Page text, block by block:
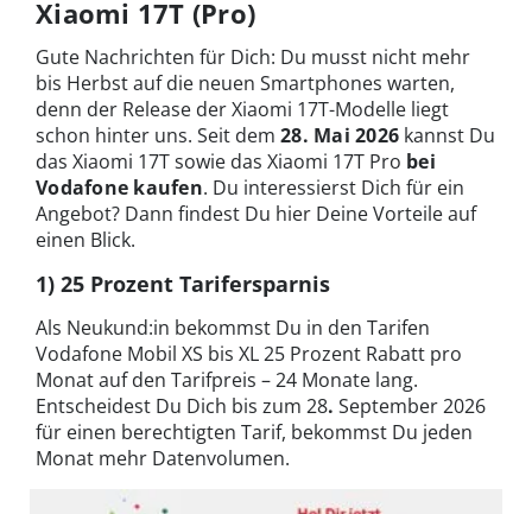
Xiaomi 17T (Pro)
Gute Nachrichten für Dich: Du musst nicht mehr
bis Herbst auf die neuen Smartphones warten,
denn der Release der Xiaomi 17T-Modelle liegt
schon hinter uns. Seit dem 28. Mai 2026 kannst Du
das Xiaomi 17T sowie das Xiaomi 17T Pro bei
Vodafone kaufen. Du interessierst Dich für ein
Angebot? Dann findest Du hier Deine Vorteile auf
einen Blick.
1) 25 Prozent Tarifersparnis
Als Neukund:in bekommst Du in den Tarifen
Vodafone Mobil XS bis XL 25 Prozent Rabatt pro
Monat auf den Tarifpreis – 24 Monate lang.
Entscheidest Du Dich bis zum 28. September 2026
für einen berechtigten Tarif, bekommst Du jeden
Monat mehr Datenvolumen.